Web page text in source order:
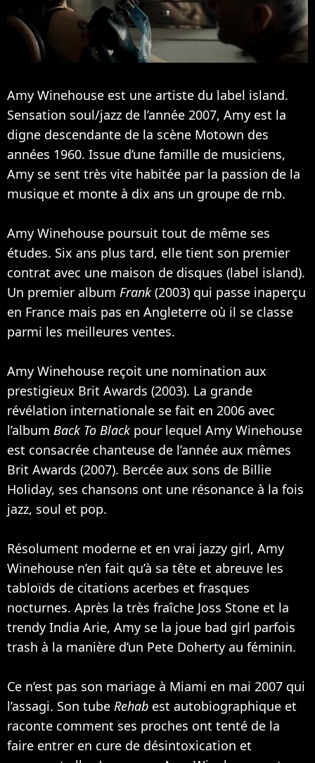
Amy Winehouse est une artiste du label island.
Sensation soul/jazz de l’année 2007, Amy est la
digne descendante de la scène Motown des
années 1960. Issue d’une famille de musiciens,
Amy se sent très vite habitée par la passion de la
musique et monte à dix ans un groupe de rnb.
Amy Winehouse poursuit tout de même ses
études. Six ans plus tard, elle tient son premier
contrat avec une maison de disques (label island).
Un premier album Frank(2003) qui passe inaperçu
en France mais pas en Angleterre où il se classe
parmi les meilleures ventes.
Amy Winehouse reçoit une nomination aux
prestigieux Brit Awards (2003). La grande
révélation internationale se fait en 2006 avec
l’album Back To Blackpour lequel Amy Winehouse
est consacrée chanteuse de l’année aux mêmes
Brit Awards (2007). Bercée aux sons de Billie
Holiday, ses chansons ont une résonance à la fois
jazz, soul et pop.
Résolument moderne et en vrai jazzy girl, Amy
Winehouse n’en fait qu’à sa tête et abreuve les
tabloïds de citations acerbes et frasques
nocturnes. Après la très fraîche Joss Stone et la
trendy India Arie, Amy se la joue bad girl parfois
trash à la manière d’un Pete Doherty au féminin.
Ce n’est pas son mariage à Miami en mai 2007 qui
l’assagi. Son tube Rehab est autobiographique et
raconte comment ses proches ont tenté de la
faire entrer en cure de désintoxication et